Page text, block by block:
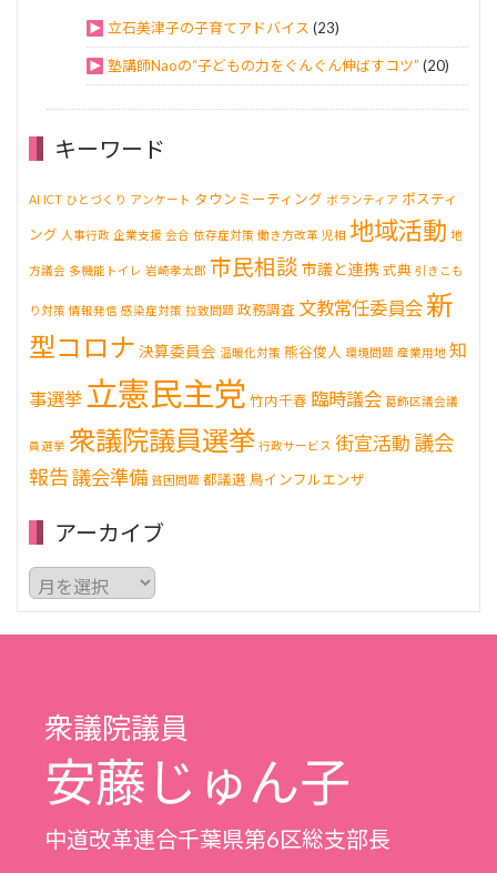
立石美津子の子育てアドバイス (23)
塾講師Naoの“子どもの力をぐんぐん伸ばすコツ” (20)
キーワード
AI ICT ひとづくり アンケート タウンミーティング ボランティア ポスティ
ング 人事行政 企業支援 会合 依存症対策 働き方改革 児相 地域活動 地
方議会 多機能トイレ 岩崎孝太郎 市民相談 市議と連携 式典 引きこも
り対策 情報発信 感染症対策 拉致問題 政務調査 文教常任委員会 新
型コロナ 決算委員会 温暖化対策 熊谷俊人 環境問題 産業用地 知
事選挙 立憲民主党 竹内千春 臨時議会 葛飾区議会議
員選挙 衆議院議員選挙 行政サービス 街宣活動 議会
報告議会準備 貧困問題 都議選 鳥インフルエンザ
アーカイブ
ア
ー
カ
イ
衆議院議員
安藤じゅん子
中道改革連合千葉県第6区総支部長